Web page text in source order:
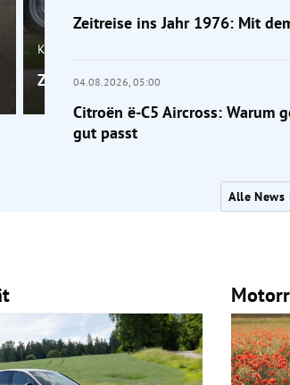
Klassik
Zeitreise ins Jahr 1976: Mit dem
Zeitreise ins Jahr 1976: Mit
04.08.2026, 05:00
Citroën ë-C5 Aircross: Warum
gut passt
Alle